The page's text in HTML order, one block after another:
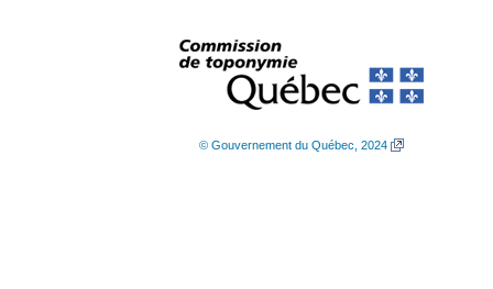
© Gouvernement du Québec, 2024